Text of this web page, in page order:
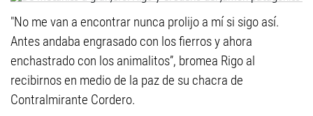
"No me van a encontrar nunca prolijo a mí si sigo así.
Antes andaba engrasado con los fierros y ahora
enchastrado con los animalitos”, bromea Rigo al
recibirnos en medio de la paz de su chacra de
Contralmirante Cordero.